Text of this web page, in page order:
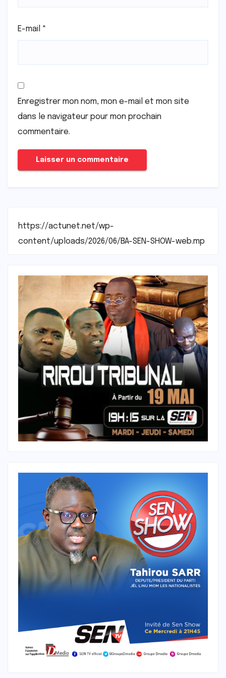
E-mail *
Enregistrer mon nom, mon e-mail et mon site
dans le navigateur pour mon prochain
commentaire.
https://actunet.net/wp-
content/uploads/2026/06/BA-SEN-SHOW-web.mp